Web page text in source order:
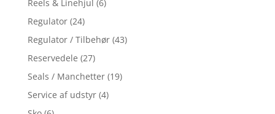
Reels & Linehjul (6)
Regulator (24)
Regulator / Tilbehør (43)
Reservedele (27)
Seals / Manchetter (19)
Service af udstyr (4)